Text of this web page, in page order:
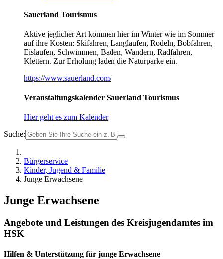
Sauerland Tourismus
Aktive jeglicher Art kommen hier im Winter wie im Sommer
auf ihre Kosten: Skifahren, Langlaufen, Rodeln, Bobfahren,
Eislaufen, Schwimmen, Baden, Wandern, Radfahren,
Klettern. Zur Erholung laden die Naturparke ein.
https://www.sauerland.com/
Veranstaltungskalender Sauerland Tourismus
Hier geht es zum Kalender
Suche:
Bürgerservice
Kinder, Jugend & Familie
Junge Erwachsene
Junge Erwachsene
Angebote und Leistungen des Kreisjugendamtes im
HSK
Hilfen & Unterstützung für junge Erwachsene